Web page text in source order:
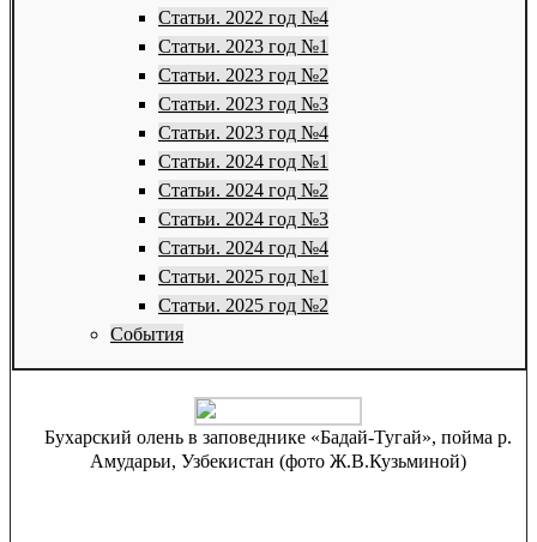
Статьи. 2022 год №4
Статьи. 2023 год №1
Статьи. 2023 год №2
Статьи. 2023 год №3
Статьи. 2023 год №4
Статьи. 2024 год №1
Статьи. 2024 год №2
Статьи. 2024 год №3
Статьи. 2024 год №4
Статьи. 2025 год №1
Статьи. 2025 год №2
События
Бухарский олень в заповеднике «Бадай-Тугай», пойма р.
Амударьи, Узбекистан (фото Ж.В.Кузьминой)